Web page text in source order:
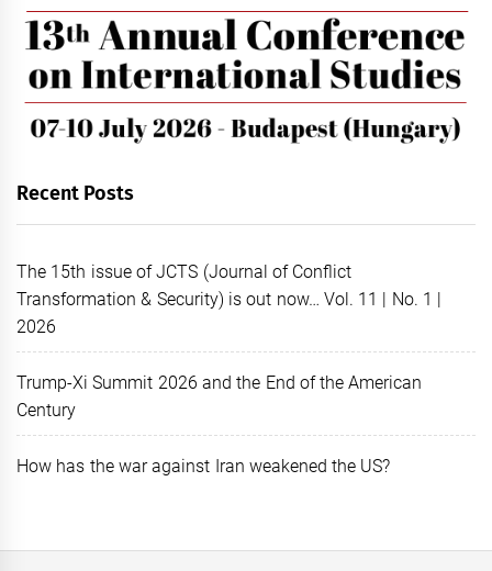
Recent Posts
The 15th issue of JCTS (Journal of Conflict
Transformation & Security) is out now… Vol. 11 | No. 1 |
2026
Trump-Xi Summit 2026 and the End of the American
Century
How has the war against Iran weakened the US?